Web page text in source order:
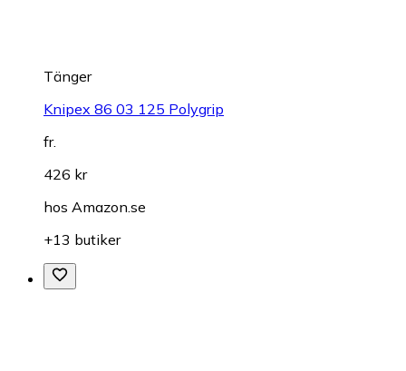
Tänger
Knipex 86 03 125 Polygrip
fr.
426 kr
hos Amazon.se
+13 butiker